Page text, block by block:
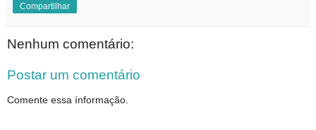
Compartilhar
Nenhum comentário:
Postar um comentário
Comente essa ínformação.